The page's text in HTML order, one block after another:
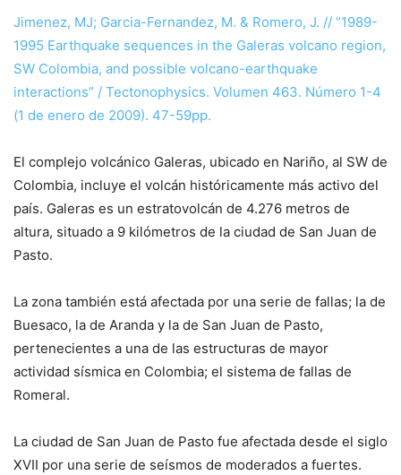
Jimenez, MJ; Garcia-Fernandez, M. & Romero, J. // “1989-
1995 Earthquake sequences in the Galeras volcano region,
SW Colombia, and possible volcano-earthquake
interactions” / Tectonophysics. Volumen 463. Número 1-4
(1 de enero de 2009). 47-59pp.
El complejo volcánico Galeras, ubicado en Nariño, al SW de
Colombia, incluye el volcán históricamente más activo del
país. Galeras es un estratovolcán de 4.276 metros de
altura, situado a 9 kilómetros de la ciudad de San Juan de
Pasto.
La zona también está afectada por una serie de fallas; la de
Buesaco, la de Aranda y la de San Juan de Pasto,
pertenecientes a una de las estructuras de mayor
actividad sísmica en Colombia; el sistema de fallas de
Romeral.
La ciudad de San Juan de Pasto fue afectada desde el siglo
XVII por una serie de seísmos de moderados a fuertes.